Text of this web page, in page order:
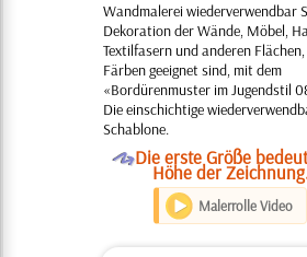
Wandmalerei wiederverwendbar
Dekoration der Wände, Möbel,
Textilfasern und anderen
Färben geeignet sind, mit dem
«Bordürenmuster im Jugendstil
Die einschichtige
Schablone.
ODie erste Größe
Höhe der
Malerrolle Video